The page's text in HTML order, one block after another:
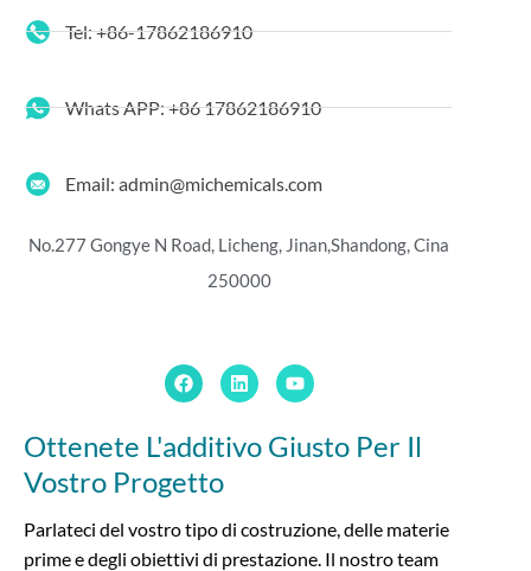
Tel: +86-17862186910
Whats APP: +86 17862186910
Email: admin@michemicals.com
No.277 Gongye N Road, Licheng, Jinan,Shandong, Cina
250000
Ottenete L'additivo Giusto Per Il
Vostro Progetto
Parlateci del vostro tipo di costruzione, delle materie
prime e degli obiettivi di prestazione. Il nostro team